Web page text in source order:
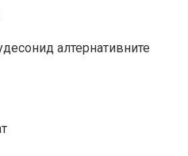
алтернативните